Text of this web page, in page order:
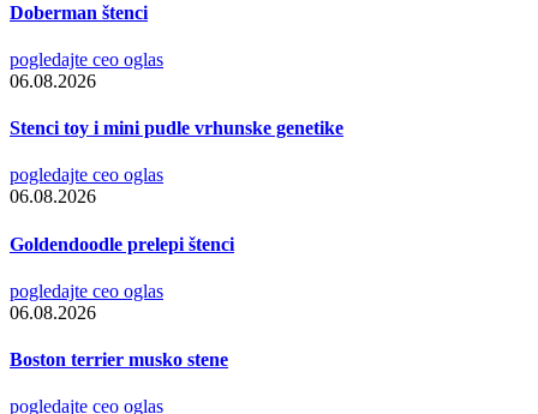
Doberman štenci
pogledajte ceo oglas
06.08.2026
Stenci toy i mini pudle vrhunske genetike
pogledajte ceo oglas
06.08.2026
Goldendoodle prelepi štenci
pogledajte ceo oglas
06.08.2026
Boston terrier musko stene
pogledajte ceo oglas